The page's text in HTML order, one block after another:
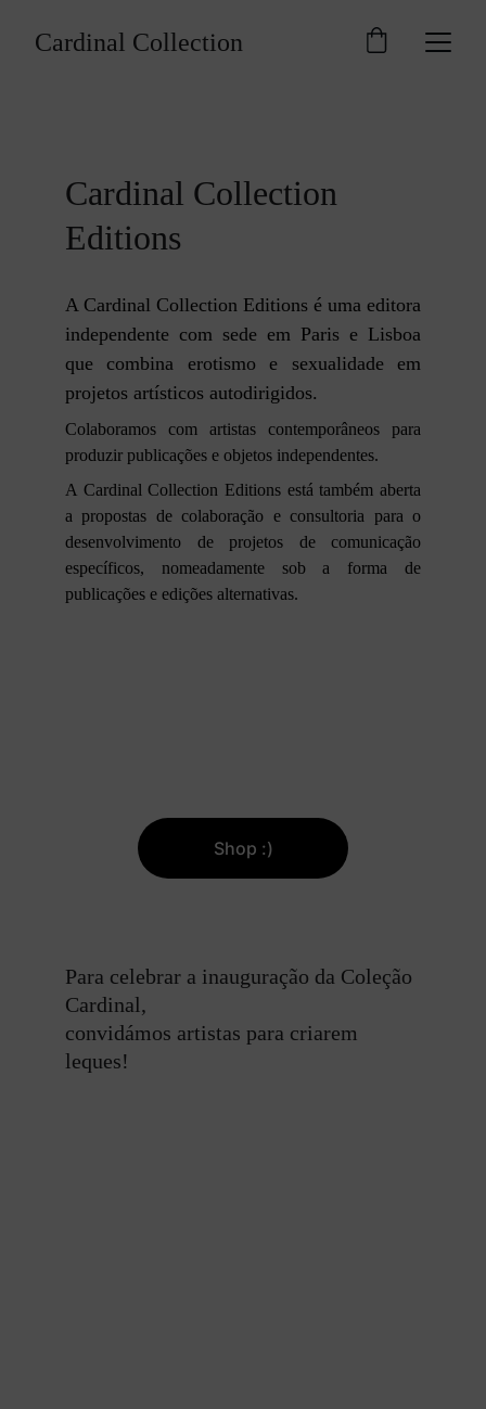
Cardinal Collection
Cardinal Collection
Editions
A Cardinal Collection Editions é uma editora
independente com sede em Paris e Lisboa
que combina erotismo e sexualidade em
projetos artísticos autodirigidos.
Colaboramos com artistas contemporâneos para
produzir publicações e objetos independentes.
A Cardinal Collection Editions está também aberta
a propostas de colaboração e consultoria para o
desenvolvimento de projetos de comunicação
específicos, nomeadamente sob a forma de
publicações e edições alternativas.
Shop :)
Para celebrar a inauguração da Coleção
Cardinal,
convidámos artistas para criarem
leques!